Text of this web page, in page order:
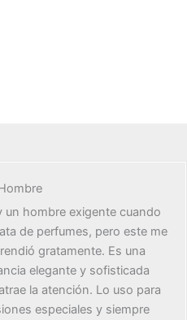
un hombre exigente cuando
de perfumes, pero este me
gratamente. Es una
elegante y sofisticada
la atención. Lo uso para
especiales y siempre